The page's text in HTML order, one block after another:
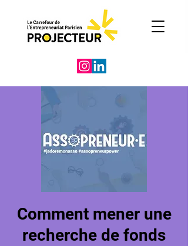
Comment mener une
recherche de fonds